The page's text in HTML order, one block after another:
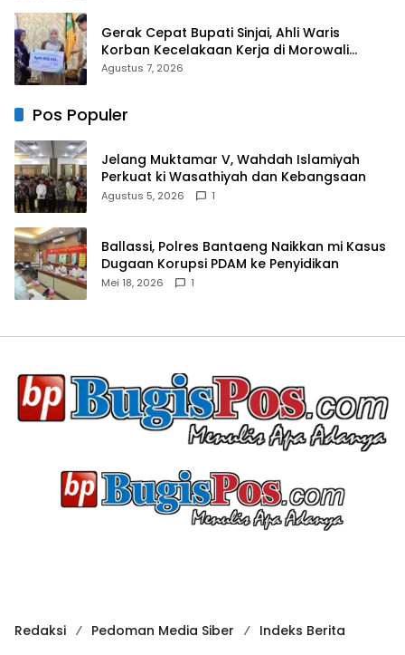
Gerak Cepat Bupati Sinjai, Ahli Waris
Korban Kecelakaan Kerja di Morowali
Terima Santunan BPJS Ketenagakerjaan
Agustus 7, 2026
Pos Populer
Jelang Muktamar V, Wahdah Islamiyah
Perkuat ki Wasathiyah dan Kebangsaan
Agustus 5, 2026 1
Ballassi, Polres Bantaeng Naikkan mi Kasus
Dugaan Korupsi PDAM ke Penyidikan
Mei 18, 2026 1
Redaksi Pedoman Media Siber
Indeks Berita